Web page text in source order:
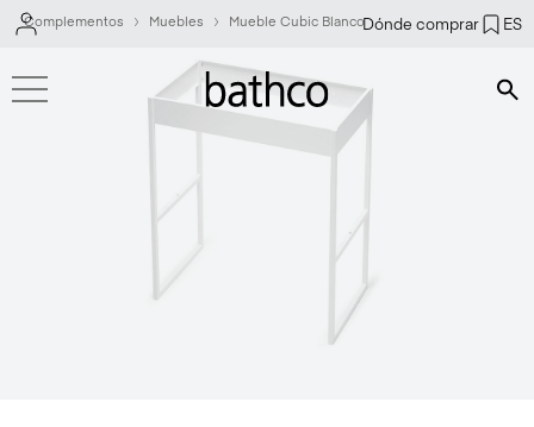
Dónde comprar ES
Complementos Muebles Mueble Cubic Blanco